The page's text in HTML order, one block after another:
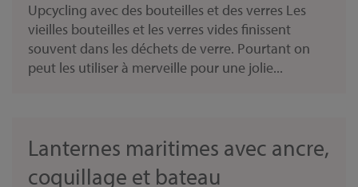
Upcycling avec des bouteilles et des verres Les
vieilles bouteilles et les verres vides finissent
souvent dans les déchets de verre. Pourtant on
peut les utiliser à merveille pour une jolie...
Lanternes maritimes avec ancre,
coquillage et bateau